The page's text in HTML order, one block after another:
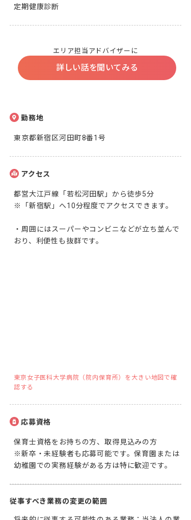
定期健康診断
エリア担当アドバイザーに
詳しい話を聞いてみる
勤務地
東京都新宿区河田町8番1号
アクセス
都営大江戸線「若松河田駅」から徒歩5分
※「新宿駅」へ10分程度でアクセスできます。
・周囲にはスーパーやコンビニなどが立ち並んで
おり、利便性も抜群です。
東京女子医科大学病院（院内保育所）を大きい地図で確
認する
応募資格
保育士資格をお持ちの方、取得見込みの方
※新卒・未経験者も応募可能です。保育園または
幼稚園での実務経験がある方は特に歓迎です。
従事すべき業務の変更の範囲